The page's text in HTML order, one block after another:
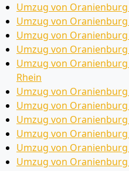
Umzug von Oranienburg
Umzug von
Umzug von
Umzug von
Umzug von
Rhein
Umzug von
Umzug von
Umzug von
Umzug von
Umzug von
Umzug von